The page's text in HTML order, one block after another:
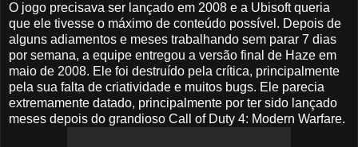
O jogo precisava ser lançado em 2008 e a Ubisoft queria
que ele tivesse o máximo de conteúdo possível. Depois de
alguns adiamentos e meses trabalhando sem parar 7 dias
por semana, a equipe entregou a versão final de Haze em
maio de 2008. Ele foi destruído pela crítica, principalmente
pela sua falta de criatividade e muitos bugs. Ele parecia
extremamente datado, principalmente por ter sido lançado
meses depois do grandioso Call of Duty 4: Modern Warfare.